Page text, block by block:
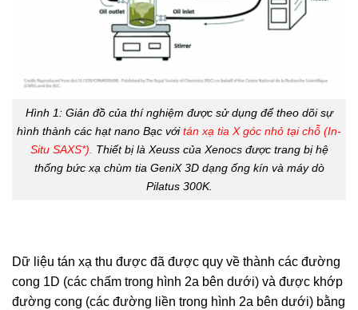
Hình 1: Giản đồ của thí nghiệm được sử dụng để theo dõi sự
hình thành các hạt nano Bạc vớitán xạ tia X góc nhỏ tại chỗ (In-
Situ SAXS*).
Thiết bị là Xeuss của Xenocs được trang bị hệ
thống bức xạ chùm tia GeniX 3D dạng ống kín và máy dò
Pilatus 300K.
Dữ liệu tán xạ thu được đã được quy về thành các đường
cong 1D (các chấm trong hình 2a bên dưới) và được khớp
đường cong (các đường liền trong hình 2a bên dưới) bằng